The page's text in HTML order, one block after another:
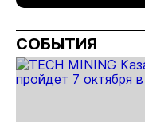
россыпи:
отраслевые
риски и
прогнозы для
МСБ
шлака
СОБЫТИЯ